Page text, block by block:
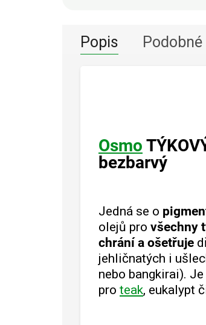
Popis
Osmo
bezbarvý
Jedná se o
olejů pro všechny
chrání a ošetřuje
jehličnatých i
nebo bangkirai).
pro teak, eukalypt